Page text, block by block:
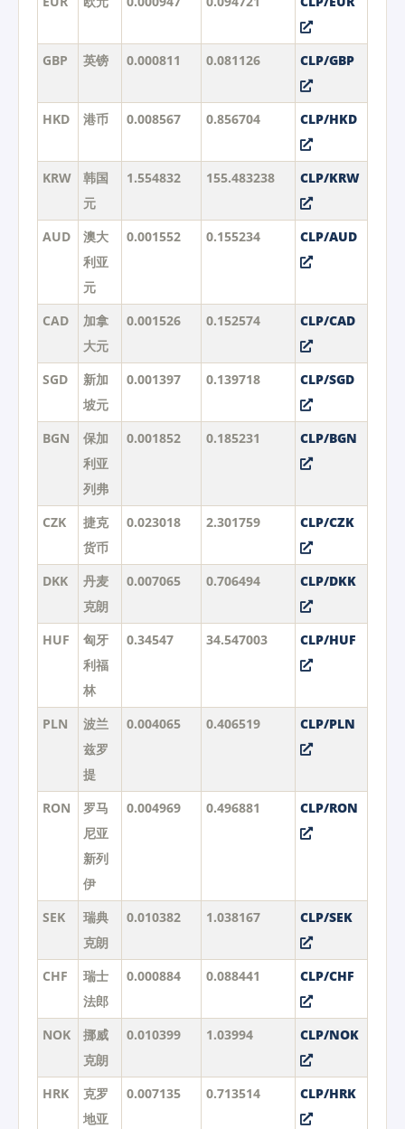
GBP 英镑 0.000811 0.081126 CLP/GBP
HKD 港币 0.008567 0.856704 CLP/HKD
KRW
韩国
元
1.554832 155.483238 CLP/KRW
AUD
澳大
利亚
元
0.001552 0.155234 CLP/AUD
CAD
加拿
大元
0.001526 0.152574 CLP/CAD
SGD
新加
坡元
0.001397 0.139718 CLP/SGD
BGN
保加
利亚
列弗
0.001852 0.185231 CLP/BGN
CZK
捷克
货币
0.023018 2.301759 CLP/CZK
DKK
丹麦
克朗
0.007065 0.706494 CLP/DKK
HUF
匈牙
利福
林
0.34547 34.547003 CLP/HUF
PLN
波兰
兹罗
提
0.004065 0.406519 CLP/PLN
RON
罗马
尼亚
新列
伊
0.004969 0.496881 CLP/RON
SEK
瑞典
克朗
0.010382 1.038167 CLP/SEK
CHF
瑞士
法郎
0.000884 0.088441 CLP/CHF
NOK
挪威
克朗
0.010399 1.03994 CLP/NOK
HRK
克罗
地亚
0.007135 0.713514 CLP/HRK